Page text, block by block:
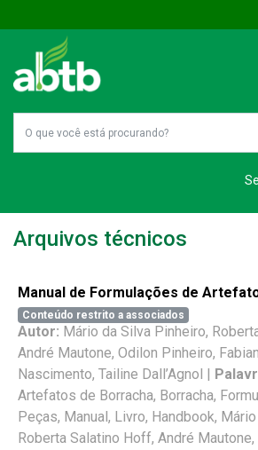
Arquivos técnicos
Manual de Formulações de
Conteúdo restrito a associados
Autor: Mário da Silva Pinheiro,
André Mautone, Odilon Pinheiro,
Nascimento, Tailine Dall’Agnol |
Artefatos de Borracha, Borracha,
Peças, Manual, Livro, Handbook,
Roberta Salatino Hoff, André